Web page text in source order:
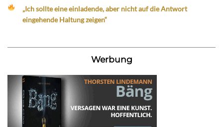
„Ich sollte eine einladende, aber nicht auf die Antwort
eingehende Haltung zeigen“
Werbung